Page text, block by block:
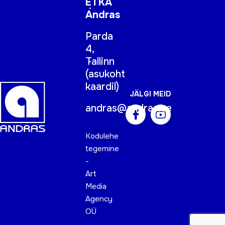
Andras
Parda
4,
Tallinn
(asukoht
kaardil)
andras@andras.ee
Kodulehe
tegemine
-
Art
Media
Agency
OÜ
JÄLGI MEID